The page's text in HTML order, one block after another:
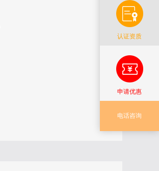
认证资质
申请优惠
电话咨询